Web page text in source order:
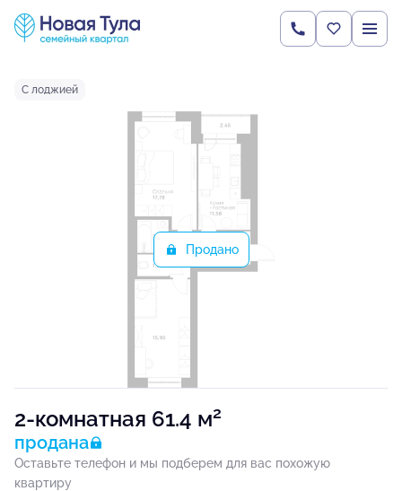
2-комнатная61.4 м Цена по запросу
Ипотекаот 21 543 руб.
С лоджией
Продано
2-комнатная 61.4 м2
продана
Оставьте телефон и мы подберем для вас похожую
квартиру